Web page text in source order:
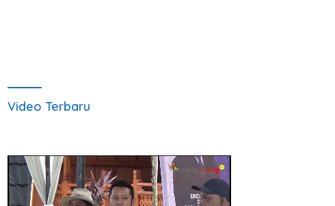
Video Terbaru